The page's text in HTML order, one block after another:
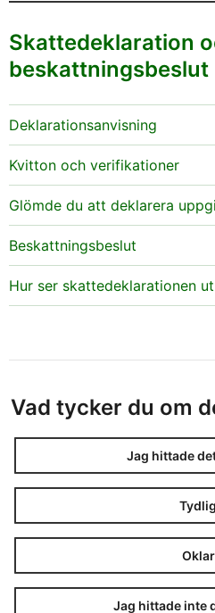
Skattedeklaration
beskattningsbeslut
Deklarationsanvisning
Kvitton och verifikationer
Glömde du att deklarera
Beskattningsbeslut
Hur ser skattedeklarationen ut
Vad tycker du om
Jag hittade
Jag hittade inte